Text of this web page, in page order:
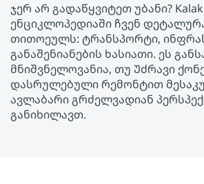
ჯერ არ გადაწყვიტეთ უბანი?
ენციკლოპედიაში ჩვენ
თითოეულს: ტრანსპორტი,
განაშენიანების ხასიათი. ეს
მნიშვნელოვანია, თუ Უძრავი
დასრულებული რემონტით
ავლაბარი გრძელვადიან
განიხილავთ.